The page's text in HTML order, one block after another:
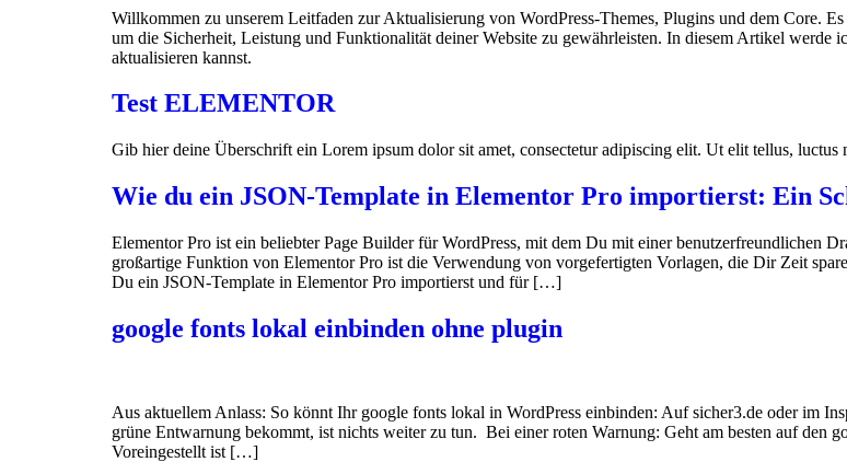
Willkommen zu unserem Leitfaden zur Aktualisierung von WordPress-Themes, Plugins und dem Core.
um die Sicherheit, Leistung und Funktionalität deiner Website zu gewährleisten. In diesem Artikel
aktualisieren kannst.
Test ELEMENTOR
Gib hier deine Überschrift ein Lorem ipsum dolor sit amet, consectetur adipiscing elit. Ut elit tellus, luctus
Wie du ein JSON-Template in Elementor Pro importierst: Ein
Elementor Pro ist ein beliebter Page Builder für WordPress, mit dem Du mit einer benutzerfreundlichen
großartige Funktion von Elementor Pro ist die Verwendung von vorgefertigten Vorlagen, die Dir Zeit
Du ein JSON-Template in Elementor Pro importierst und für […]
google fonts lokal einbinden ohne plugin
Aus aktuellem Anlass: So könnt Ihr google fonts lokal in WordPress einbinden: Auf sicher3.de oder im
grüne Entwarnung bekommt, ist nichts weiter zu tun. Bei einer roten Warnung: Geht am besten auf den
Voreingestellt ist […]